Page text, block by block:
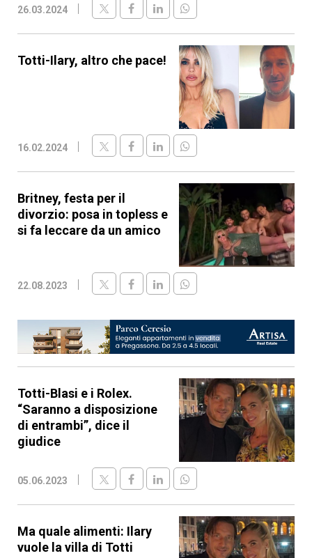
26.03.2024
Totti-Ilary, altro che pace!
16.02.2024
Britney, festa per il
divorzio: posa in topless e
si fa leccare da un amico
22.08.2023
Totti-Blasi e i Rolex.
“Saranno a disposizione
di entrambi”, dice il
giudice
05.06.2023
Ma quale alimenti: Ilary
vuole la villa di Totti